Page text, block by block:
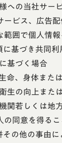
への当社サー
ービス、広告
範囲で個人情
基づき共同
基づく場合
命、身体また
生の向上また
関若しくは地
の同意を得る
の他の事由